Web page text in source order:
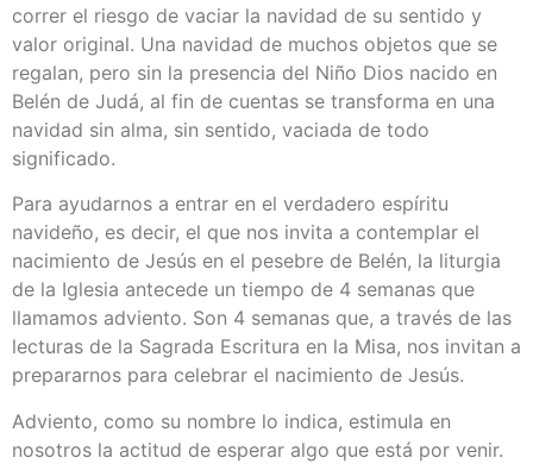
correr el riesgo de vaciar la navidad de su sentido y
valor original. Una navidad de muchos objetos que se
regalan, pero sin la presencia del Niño Dios nacido en
Belén de Judá, al fin de cuentas se transforma en una
navidad sin alma, sin sentido, vaciada de todo
significado.
Para ayudarnos a entrar en el verdadero espíritu
navideño, es decir, el que nos invita a contemplar el
nacimiento de Jesús en el pesebre de Belén, la liturgia
de la Iglesia antecede un tiempo de 4 semanas que
llamamos adviento. Son 4 semanas que, a través de las
lecturas de la Sagrada Escritura en la Misa, nos invitan a
prepararnos para celebrar el nacimiento de Jesús.
Adviento, como su nombre lo indica, estimula en
nosotros la actitud de esperar algo que está por venir.